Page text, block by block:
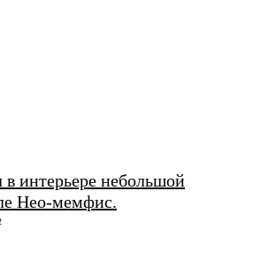
в интерьере небольшой
Нео-мемфис.